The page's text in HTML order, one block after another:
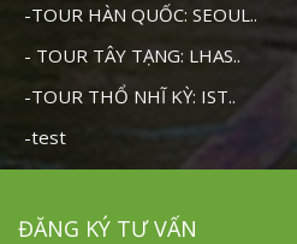
-TOUR HÀN QUỐC: SEOUL..
- TOUR TÂY TẠNG: LHAS..
-TOUR THỔ NHĨ KỲ: IST..
-test
ĐĂNG KÝ TƯ VẤN